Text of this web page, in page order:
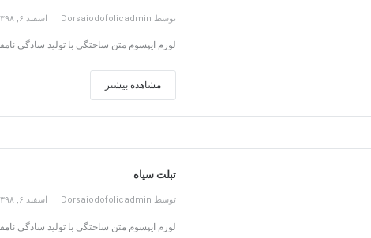
توسط Dorsaiodofolicadmin اسفند ۶, ۱۳۹۸
لورم ایپسوم متن ساختگی با تولید سادگی
مشاهده بیشتر
تبلت سیاه
توسط Dorsaiodofolicadmin اسفند ۶, ۱۳۹۸
لورم ایپسوم متن ساختگی با تولید سادگی